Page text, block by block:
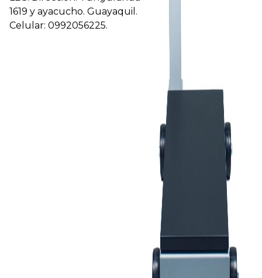
1619 y ayacucho. Guayaquil.
Celular: 0992056225.